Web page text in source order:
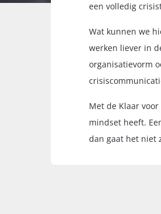
een volledig
Wat kunnen we
werken liever in
organisatievorm
Met de Klaar
mindset heeft.
dan gaat het niet